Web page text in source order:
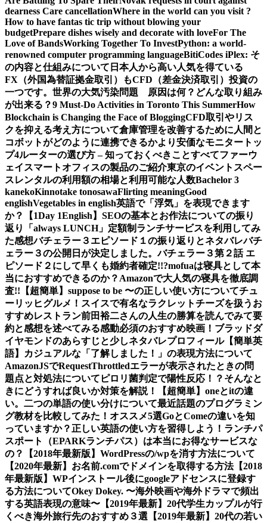
dearness Care cancellationWhere in the world can you visit ?
How to have fantas tic trip without blowing your
budgetPrepare dishes wisely and decorate with loveFor The
Love of BandsWorking Together To InvestPython: a world-
renowned computer programming languageBitiCodes iPlex: そ
の内容と仕組みについて 日本人から高い人気を得ている
FX（外国為替証拠金取引）もCFD（差金決済取引）投資の
一つです。 世界の大気汚染問題 原因は何？どんな取り組み
が出来る？9 Must-Do Activities in Toronto This SummerHow
Blockchain is Changing the Face of BloggingCFD取引やリス
クを抑える考え方について倉庫管理を改善するために人間と
コボットがどのように連携できるかより安価なモニタートッ
プ4ルーターの選び方 – 知っておくべきことすべてファーウ
ェイスマートオフィスの製品のご紹介東京のイベントスペー
スレンタルの利用額の相場と利用可能な人数Bachelor 3
kanekoKinnotake tonosawaFlirting meaningGood
englishVegetables in english英語で「浮気」を表現できます
か？【1Day 1English】 SEOの基本とお作法についての振り
返り
「always LUNCH」定額制ランチサービスを利用してみ
た感想バチェラー３エピソード１の振り返りとネタバレバチ
ェラー３の公開日が決定しました。バチェラー３第２話 エ
ピソード２にして早くも婚約者確定!!?mofuaは寝具として本
当におすすめできるのか？Amazonで大人気の寝具を徹底調
査!! 【超簡単】suppose to be 〜の正しい使い方についてチュ
ーリッヒグルメ！スイスで有名なラクレットチーズを扱うお
すすめレストラン前田裕二さんの人生の勝算を読んでみて要
約と感想を述べてみる感動必須のおすすめ映画！ブラッドダ
イヤモンドのあらすじと少しネタバレプロフィール【簡単英
語】カジュアルな「了解しました！」の表現方法について
AmazonJSでRequestThrottledエラーが表示されたときの問
題点と対処法について ピロリ菌判定で陽性反応！？そんなと
きにどうすれば良いか対策を解説！
【超簡単】oneとitの違
い。二つの単語の使い分けについて最近話題のプログラミン
グ教材を比較してみた！オススメ5選GoとComeの違いを知
っていますか？正しい英語の使い方を習得しよう！ ランチパ
スポート（EPARKランチパス）は本当にお得なサービスな
の？
【2018年最新版】WordPressの/wpを消す方法について
【2020年最新】お名前.comでドメインを取得する方法【2018
年最新版】WPインストール後にgoogleアドセンスに登録す
る方法についてOkey Dokey. 〜海外映画や海外ドラマで頻出
する英語表現の意味〜 【2019年最新】20代学生カップルが行
くべき海外旅行先のおすすめ３選 【2019年最新】20代の若い